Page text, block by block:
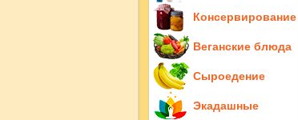
Консервирование
Веганские блюда
Сыроедение
Экадашные